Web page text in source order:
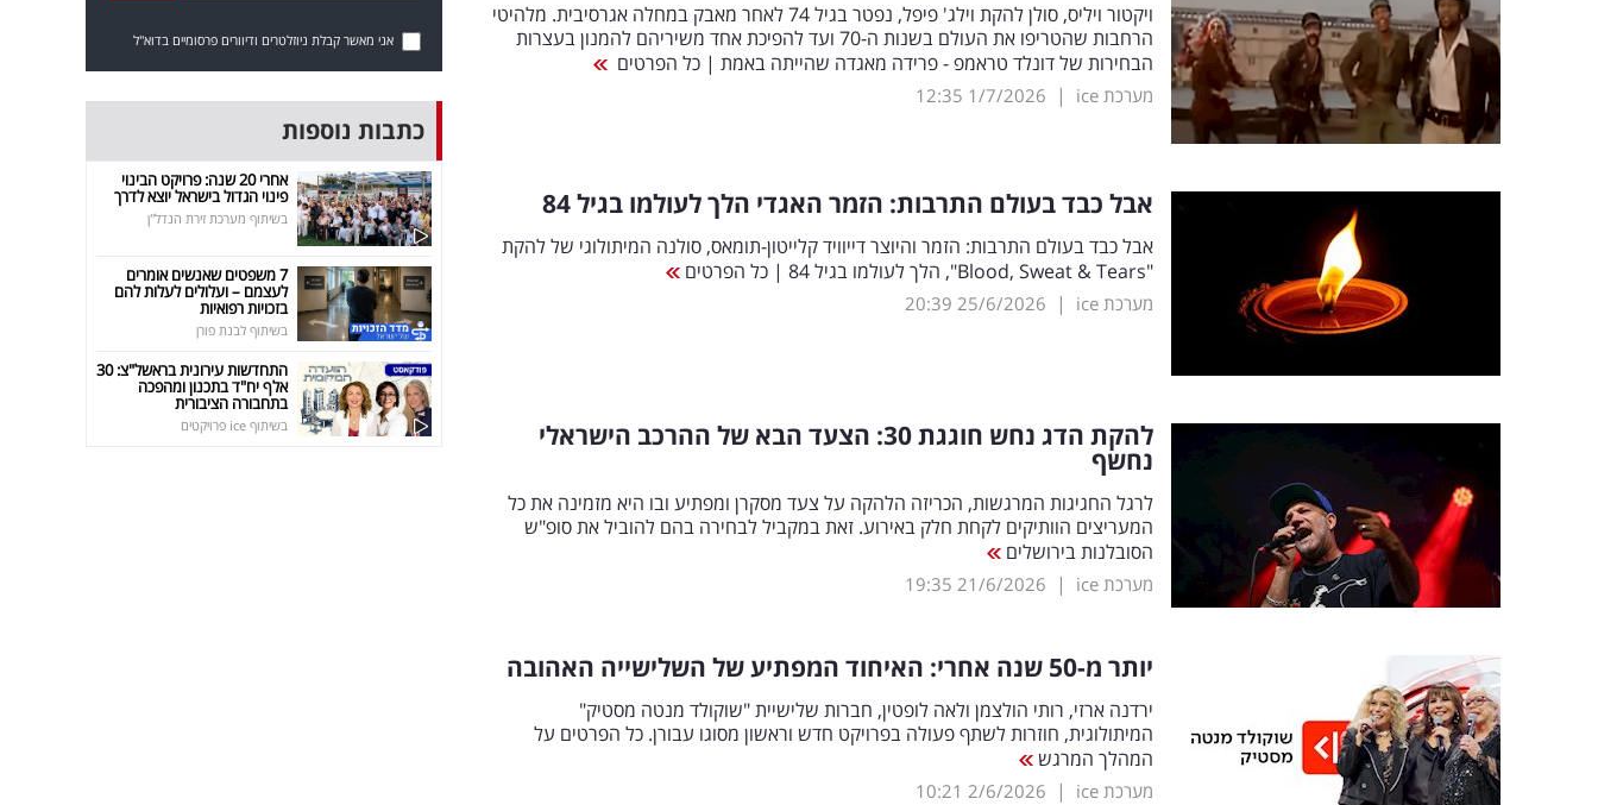
ויקטור ויליס, סולן להקת וילג' פיפל, נפטר בגיל 74 לאחר מאבק במחלה אגרסיבית. מלהיטי
הרחבות שהטריפו את העולם בשנות ה-70 ועד להפיכת אחד משיריהם להמנון בעצרות
הבחירות של דונלד טראמפ - פרידה מאגדה שהייתה באמת | כל הפרטים
מערכת ice |
1/7/2026
12:35
אבל כבד בעולם התרבות: הזמר האגדי הלך לעולמו בגיל 84
אבל כבד בעולם התרבות: הזמר והיוצר דייוויד קלייטון-תומאס, סולנה המיתולוגי של להקת
"Blood, Sweat & Tears", הלך לעולמו בגיל 84 | כל הפרטים
מערכת ice |
25/6/2026
20:39
להקת הדג נחש חוגגת 30: הצעד הבא של ההרכב הישראלי
נחשף
לרגל החגיגות המרגשות, הכריזה הלהקה על צעד מסקרן ומפתיע ובו היא מזמינה את כל
המעריצים הוותיקים לקחת חלק באירוע. זאת במקביל לבחירה בהם להוביל את סופ"ש
הסובלנות בירושלים
מערכת ice |
21/6/2026
19:35
יותר מ-50 שנה אחרי: האיחוד המפתיע של השלישייה האהובה
ירדנה ארזי, רותי הולצמן ולאה לופטין, חברות שלישיית "שוקולד מנטה מסטיק"
המיתולוגית, חוזרות לשתף פעולה בפרויקט חדש וראשון מסוגו עבורן. כל הפרטים על
המהלך המרגש
מערכת ice |
2/6/2026
10:21
אני מאשר קבלת ניוזלטרים ודיוורים פרסומיים בדוא"ל
כתבות נוספות
אחרי 20 שנה: פרויקט הבינוי
פינוי הגדול בישראל יוצא לדרך
בשיתוף מערכת זירת הנדל"ן
7 משפטים שאנשים אומרים
לעצמם – ועלולים לעלות להם
בזכויות רפואיות
בשיתוף לבנת פורן
התחדשות עירונית בראשל"צ: 30
אלף יח"ד בתכנון ומהפכה
בתחבורה הציבורית
בשיתוף ice פרויקטים